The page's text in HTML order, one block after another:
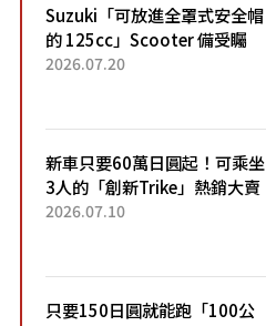
Suzuki「可放進全罩式安全帽
的 125cc」Scooter 備受矚
目！採用全新流線設計與各項
2026.07.20
新車只要60萬日圓起！可乘坐
3人的「創新Trike」熱銷大賣
成為人氣車款！「養車成本真
2026.07.10
只要150日圓就能跑「100公